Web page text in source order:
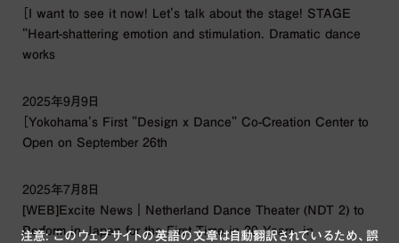
［I want to see it now! Let's talk about the stage! STAGE
"Heart-shattering emotion and stimulation. Dramatic dance
works
2025年9月9日
［Yokohama's First "Design x Dance" Co-Creation Center to
Open on September 26th
2025年7月8日
[WEB]Excite News｜Netherland Dance Theater (NDT 2) to
Perform in Japan for the First Time in 20 Years, in
注意: このウェブサイトの英語の文章は自動翻訳されているため、誤